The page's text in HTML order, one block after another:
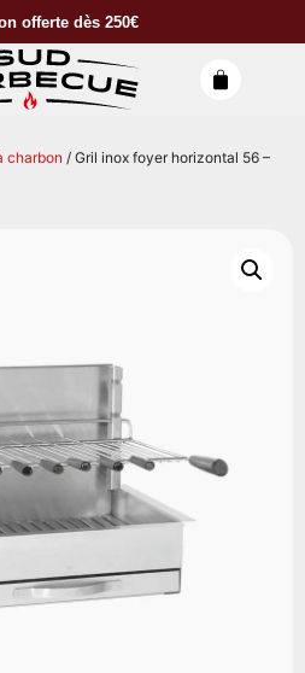
offerte dès 250€
charbon / Gril inox foyer horizontal 56 –